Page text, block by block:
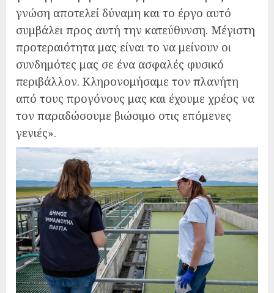
γνώση αποτελεί δύναμη και το έργο αυτό
συμβάλει προς αυτή την κατεύθυνση. Μέγιστη
προτεραιότητα μας είναι το να μείνουν οι
συνδημότες μας σε ένα ασφαλές φυσικό
περιβάλλον. Κληρονομήσαμε τον πλανήτη
από τους προγόνους μας και έχουμε χρέος να
τον παραδώσουμε βιώσιμο στις επόμενες
γενιές».